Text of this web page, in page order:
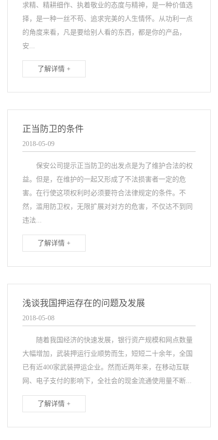
求精、精耕细作、执着敬业的态度与精神，是一种价值选
择，是一种一丝不苟、追求完美的人生情怀。从功利一点
的角度来看，凡是要给别人看的东西，都是你的产品，
安...
了解详情 +
正当防卫的条件
2018-05-09
保安公司提示正当防卫的出发点是为了维护合法的权
益。但是，在维护的一起又形成了不法损害者一定的危
害。在行使这项权利时必须要符合法律规定的条件。不
然，滥用防卫权，无限扩展对对方的危害，不仅达不到同
违法...
了解详情 +
浅谈我国押运存在的问题及发展
2018-05-08
随着我国经济的快速发展，银行资产规模和网点数量
大幅增加，武装押运行业顺势而生，短短二十余年，全国
已有近400家武装押运企业。然而近两年来，在移动互联
网、电子支付的影响下，全社会的现金流通使用量不断...
了解详情 +